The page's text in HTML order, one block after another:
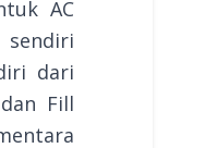
AC
dari
Fill